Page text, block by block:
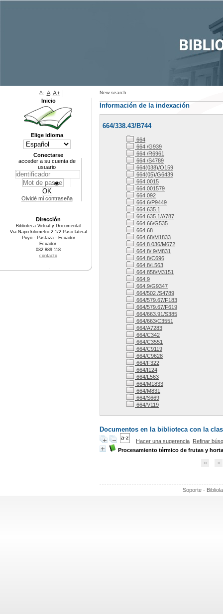
New search
Información de la indexación
664/338.43/B744
664
664 /G939
664 /R6961
664 /S4789
664(038)/O159
664(05)/G6439
664.0015
664.001579
664.092
664.6/P9449
664.635.1
664.635.1/A787
664.66/G535
664.68
664.68/M1833
664.8.036/M672
664.8/.9/M831
664.8/C696
664.8/L563
664.858/M3151
664.9
664.9/G9347
664/502 /S4789
664/579.67/F183
664/579.67/F619
664/663.91/S385
664/663/C3551
664/A7283
664/C342
664/C3551
664/C9119
664/C9628
664/F322
664/I124
664/L563
664/M1833
664/M831
664/S669
664/V119
Documentos en la biblioteca con la
Hacer una sugerencia Refinar
Procesamiento térmico de frutas y
Soporte -
A- A A+
Inicio
Elige idioma
Conectarse
acceder a su cuenta de
usuario
Olvidé mi contraseña
Dirección
Biblioteca Virtual y Documental
Via Napo kilometro 2 1/2 Paso lateral
Puyo - Pastaza - Ecuador
Ecuador
032 889 118
contacto